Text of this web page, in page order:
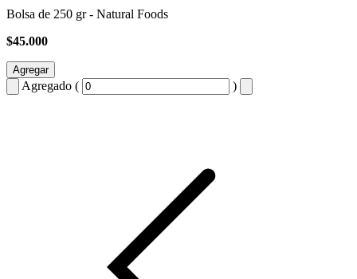
Bolsa de 250 gr - Natural Foods
$45.000
Agregar
Agregado ( )